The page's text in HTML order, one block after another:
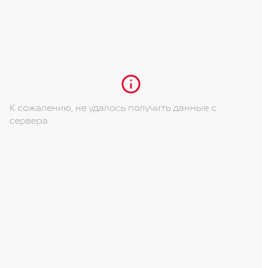
К сожалению, не удалось получить данные с
сервера